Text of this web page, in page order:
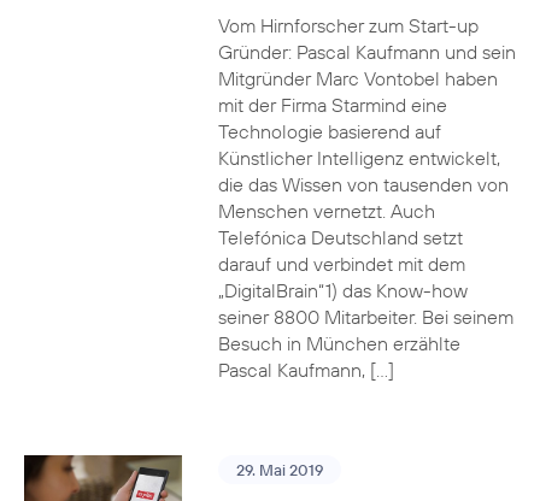
Vom Hirnforscher zum Start-up
Gründer: Pascal Kaufmann und sein
Mitgründer Marc Vontobel haben
mit der Firma Starmind eine
Technologie basierend auf
Künstlicher Intelligenz entwickelt,
die das Wissen von tausenden von
Menschen vernetzt. Auch
Telefónica Deutschland setzt
darauf und verbindet mit dem
„DigitalBrain“1) das Know-how
seiner 8800 Mitarbeiter. Bei seinem
Besuch in München erzählte
Pascal Kaufmann, […]
29. Mai 2019